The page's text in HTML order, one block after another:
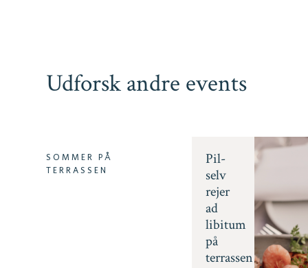
Udforsk andre events
SOMMER PÅ
TERRASSEN
Pil-
selv
rejer
ad
libitum
på
terrassen